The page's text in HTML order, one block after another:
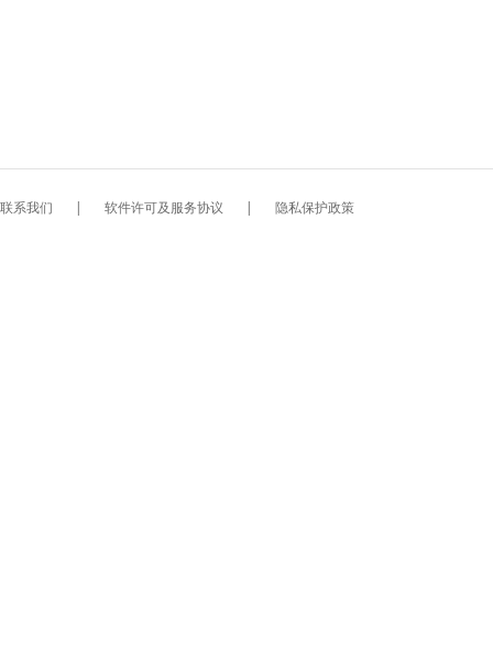
联系我们 | 软件许可及服务协议 | 隐私保护政策